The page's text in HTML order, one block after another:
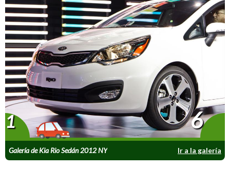
Galería de Kia Rio Sedán 2012 NY Ir a la galería
1 6